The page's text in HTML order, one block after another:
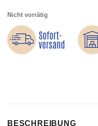
Nicht vorrätig
BESCHREIBUNG